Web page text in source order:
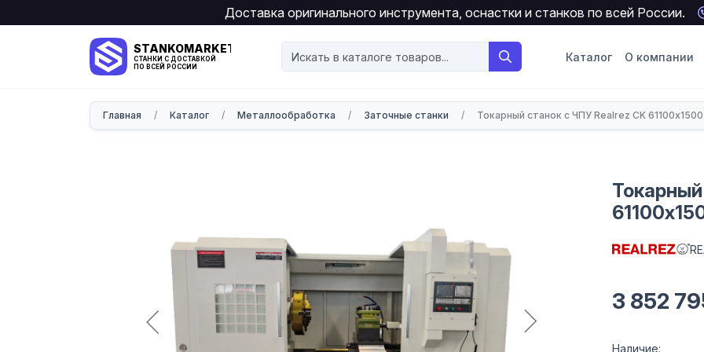
Доставка оригинального инструмента, оснастки и станков по всей России.
STANKOMARKET
СТАНКИ С ДОСТАВКОЙ
ПО ВСЕЙ РОССИИ
Каталог О компании
Главная / Каталог / Металлообработка / Заточные станки / Токарный станок с ЧПУ Realrez CK
3 852
Наличие: